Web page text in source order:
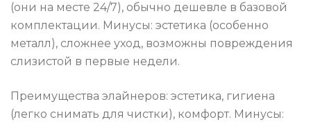
(они на месте 24/7), обычно дешевле в базовой
комплектации. Минусы: эстетика (особенно
металл), сложнее уход, возможны повреждения
слизистой в первые недели.
Преимущества элайнеров: эстетика, гигиена
(легко снимать для чистки), комфорт. Минусы: